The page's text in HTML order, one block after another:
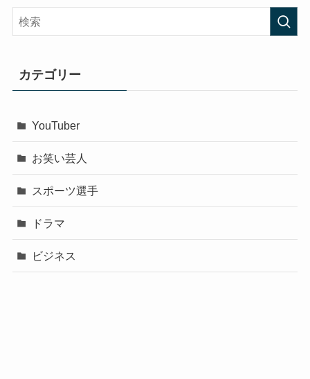
カテゴリー
YouTuber
お笑い芸人
スポーツ選手
ドラマ
ビジネス